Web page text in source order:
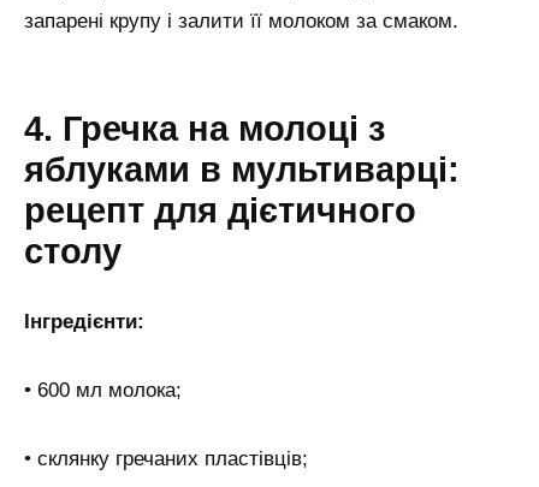
запарені крупу і залити її молоком за смаком.
4. Гречка на молоці з
яблуками в мультиварці:
рецепт для дієтичного
столу
Інгредієнти:
• 600 мл молока;
• склянку гречаних пластівців;